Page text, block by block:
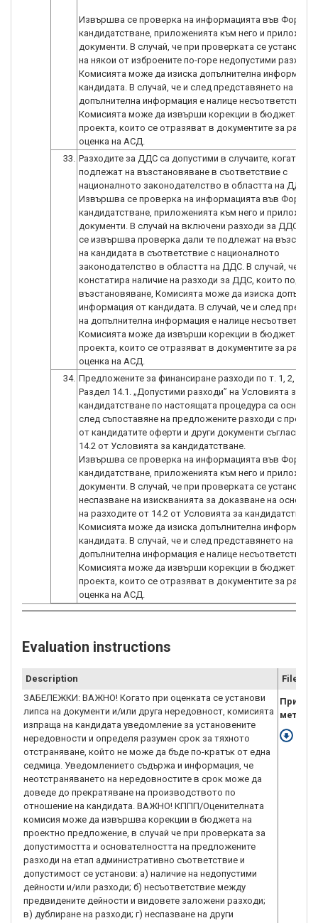
Извършва се проверка на информацията във
кандидатстване, приложенията към него и
документи. В случай, че при проверката се установи
на някои от изброените по-горе недопустими разходи,
Комисията може да изиска допълнителна
кандидата. В случай, че и след представянето на
допълнителна информация е налице несъответствие,
Комисията може да извърши корекции в бюджета на
проекта, които се отразяват в документите за
оценка на АСД.
33. Разходите за ДДС са допустими в случаите, когато не
подлежат на възстановяване в съответствие с
националното законодателство в областта на ДДС.
Извършва се проверка на информацията във
кандидатстване, приложенията към него и
документи. В случай на включени разходи за ДДС в
се извършва проверка дали те подлежат на
на кандидата в съответствие с националното
законодателство в областта на ДДС. В случай, че се
констатира наличие на разходи за ДДС, които
възстановяване, Комисията може да изиска
информация от кандидата. В случай, че и след
на допълнителна информация е налице
Комисията може да извърши корекции в бюджета на
проекта, които се отразяват в документите за
оценка на АСД.
34. Предложените за финансиране разходи по т. 1, 2, 3 и 4
Раздел 14.1. „Допустими разходи” на Условията за
кандидатстване по настоящата процедура са
след съпоставяне на предложените разходи с
от кандидатите оферти и други документи съгласно
14.2 от Условията за кандидатстване.
Извършва се проверка на информацията във
кандидатстване, приложенията към него и
документи. В случай, че при проверката се установи
неспазване на изискванията за доказване на
на разходите от 14.2 от Условията за кандидатстване,
Комисията може да изиска допълнителна
кандидата. В случай, че и след представянето на
допълнителна информация е налице несъответствие,
Комисията може да извърши корекции в бюджета на
проекта, които се отразяват в документите за
Evaluation instructions
Description
File
ЗАБЕЛЕЖКИ: ВАЖНО! Когато при оценката се установи
липса на документи и/или друга нередовност, комисията
изпраща на кандидата уведомление за установените
нередовности и определя разумен срок за тяхното
отстраняване, който не може да бъде по-кратък от една
седмица. Уведомлението съдържа и информация, че
неотстраняването на нередовностите в срок може да
доведе до прекратяване на производството по
отношение на кандидата. ВАЖНО! КППП/Оценителната
комисия може да извършва корекции в бюджета на
проектно предложение, в случай че при проверката за
допустимостта и основателността на предложените
разходи на етап административно съответствие и
допустимост се установи: а) наличие на недопустими
дейности и/или разходи; б) несъответствие между
предвидените дейности и видовете заложени разходи;
в) дублиране на разходи; г) неспазване на други